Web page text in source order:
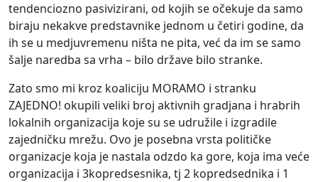
tendenciozno pasivizirani, od kojih se očekuje da samo
biraju nekakve predstavnike jednom u četiri godine, da
ih se u medjuvremenu ništa ne pita, već da im se samo
šalje naredba sa vrha – bilo države bilo stranke.
Zato smo mi kroz koaliciju MORAMO i stranku
ZAJEDNO! okupili veliki broj aktivnih gradjana i hrabrih
lokalnih organizacija koje su se udružile i izgradile
zajedničku mrežu. Ovo je posebna vrsta političke
organizacje koja je nastala odzdo ka gore, koja ima veće
organizacija i 3kopredsesnika, tj 2 kopredsednika i 1